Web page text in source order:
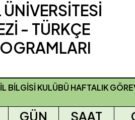
- TÜRKÇE
BİLGİSİ KULÜBÜ HAFTALIK
GÜN SAAT